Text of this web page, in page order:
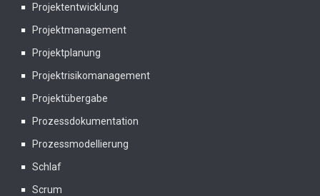
Projektentwicklung
Projektmanagement
Projektplanung
Projektrisikomanagement
Projektübergabe
Prozessdokumentation
Prozessmodellierung
Schlaf
Scrum